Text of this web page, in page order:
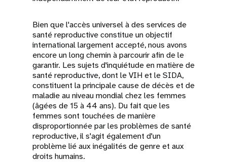
Bien que l'accès universel à des services de
santé reproductive constitue un objectif
international largement accepté, nous avons
encore un long chemin à parcourir afin de le
garantir. Les sujets d'inquiétude en matière de
santé reproductive, dont le VIH et le SIDA,
constituent la principale cause de décès et de
maladie au niveau mondial chez les femmes
(âgées de 15 à 44 ans). Du fait que les
femmes sont touchées de manière
disproportionnée par les problèmes de santé
reproductive, il s'agit également d'un
problème lié aux inégalités de genre et aux
droits humains.